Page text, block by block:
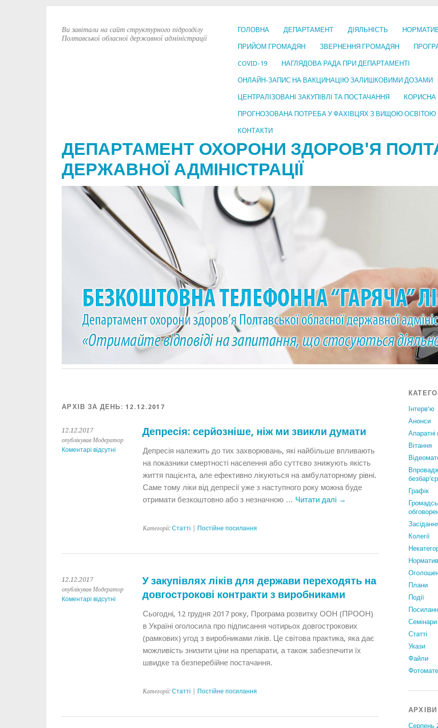
ГОЛОВНА ДЕПАРТАМЕНТ ДІЯЛЬНІСТЬ
ПРИЙОМ ГРОМАДЯН ЗВЕРНЕННЯ ГРОМАДЯН
COVID-19 НАГЛЯДОВА РАДА ПРИ ДЕПАРТАМЕНТІ
ОНЛАЙН-ЗАПИС НА ВАКЦИНАЦІЮ ЗАЛИШКОВИМИ ДОЗАМИ
ЦЕНТРАЛІЗОВАНІ ЗАКУПІВЛІ ТА ПОСТАЧАННЯ КОРИСНА
ПРОГНОЗОВАНА ПОТРЕБА У ФАХІВЦЯХ З ВИЩОЮ ОСВІТОЮ
КОНТАКТИ
ДЕПАРТАМЕНТ ОХОРОНИ ЗДОРОВ'Я
ДЕРЖАВНОЇ АДМІНІСТРАЦІЇ
Ви завітали на сайт структурного підрозділу
Полтавської обласної державної адміністрації
АРХІВ ЗА ДЕНЬ:12.12.2017
12.12.2017
опублікував Модератор
Коментарі відсутні
Депресія: серйозніше, ніж ми звикли думати
Депресія належить до тих захворювань, які найбільше впливають
на показники смертності населення або суттєво знижують якість
життя пацієнта, але ефективно лікуються на амбулаторному рівні.
Саме тому ліки від депресії уже з наступного року можна буде
отримати безкоштовно або з незначною … Читати далі →
Категорії: Статтi Постійне посилання
12.12.2017
опублікував Модератор
Коментарі відсутні
У закупівлях ліків для держави переходять на
довгострокові контракти з виробниками
Сьогодні, 12 грудня 2017 року, Програма розвитку ООН (ПРООН)
в Україні оголосила про підписання чотирьох довгострокових
(рамкових) угод з виробниками ліків. Це світова практика, яка дає
можливість знизити ціни на препарати, а також забезпечити їх
швидке та безперебійне постачання.
Категорії: Статтi Постійне посилання
Інтерв'ю
Анонси
Апаратні
Вiтання
Графiк
Колегії
Плани
Події
Семінари
Статтi
Укази
Файли
АРХІВИ
Серпень